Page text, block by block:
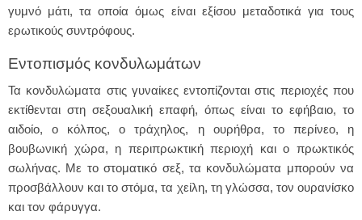
γυμνό μάτι, τα οποία όμως είναι εξίσου μεταδοτικά για τους
ερωτικούς συντρόφους.
Εντοπισμός κονδυλωμάτων
Τα κονδυλώματα στις γυναίκες εντοπίζονται στις περιοχές που
εκτίθενται στη σεξουαλική επαφή, όπως είναι το εφήβαιο, το
αιδοίο, ο κόλπος, ο τράχηλος, η ουρήθρα, το περίνεο, η
βουβωνική χώρα, η περιπρωκτική περιοχή και ο πρωκτικός
σωλήνας. Με το στοματικό σεξ, τα κονδυλώματα μπορούν να
προσβάλλουν και το στόμα, τα χείλη, τη γλώσσα, τον ουρανίσκο
και τον φάρυγγα.